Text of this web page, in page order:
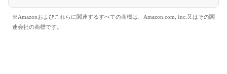
※Amazonおよびこれらに関連するすべての商標は、Amazon.com, Inc.又はその関
連会社の商標です。